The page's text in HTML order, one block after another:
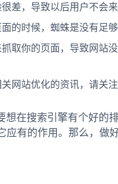
，导致以后用户不会
的时候，蜘蛛是没有足
取你的页面，导致网站没
站优化的资讯，请关注
在搜索引擎有个好的
有的作用。那么，做